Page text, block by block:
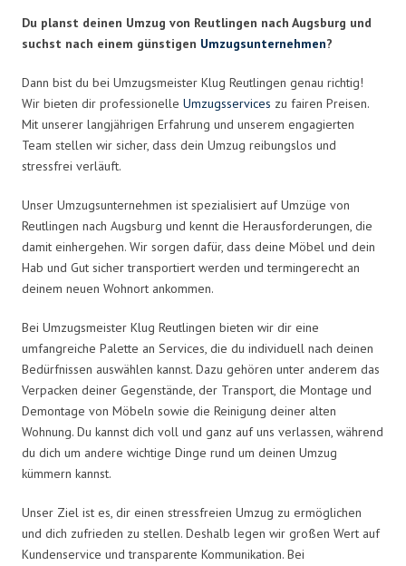
Du planst deinen Umzug von Reutlingen nach Augsburg und
suchst nach einem günstigen Umzugsunternehmen?
Dann bist du bei Umzugsmeister Klug Reutlingen genau richtig!
Wir bieten dir professionelle Umzugsservices zu fairen Preisen.
Mit unserer langjährigen Erfahrung und unserem engagierten
Team stellen wir sicher, dass dein Umzug reibungslos und
stressfrei verläuft.
Unser Umzugsunternehmen ist spezialisiert auf Umzüge von
Reutlingen nach Augsburg und kennt die Herausforderungen, die
damit einhergehen. Wir sorgen dafür, dass deine Möbel und dein
Hab und Gut sicher transportiert werden und termingerecht an
deinem neuen Wohnort ankommen.
Bei Umzugsmeister Klug Reutlingen bieten wir dir eine
umfangreiche Palette an Services, die du individuell nach deinen
Bedürfnissen auswählen kannst. Dazu gehören unter anderem das
Verpacken deiner Gegenstände, der Transport, die Montage und
Demontage von Möbeln sowie die Reinigung deiner alten
Wohnung. Du kannst dich voll und ganz auf uns verlassen, während
du dich um andere wichtige Dinge rund um deinen Umzug
kümmern kannst.
Unser Ziel ist es, dir einen stressfreien Umzug zu ermöglichen
und dich zufrieden zu stellen. Deshalb legen wir großen Wert auf
Kundenservice und transparente Kommunikation. Bei